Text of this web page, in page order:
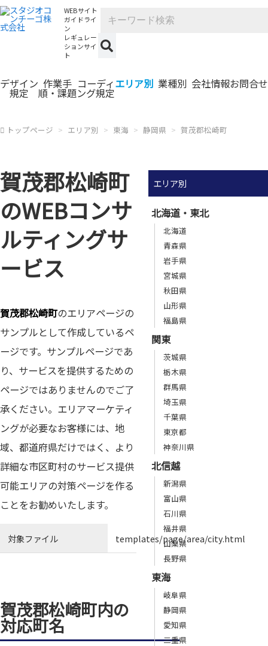
WEBサイト
ガイドライ
ン
レギュレー
ションサイ
ト
デザイン
規定
作業手
順・課題
コーディ
ング規定
エリア別 業種別 会社情報お問合せ
トップページ エリア別 東海 静岡県 賀茂郡松崎町
賀茂郡松崎町
のWEBコンサ
ルティングサ
ービス
賀茂郡松崎町のエリアページの
サンプルとして作成しているペ
ージです。サンプルページであ
り、サービスを提供するための
ページではありませんのでご了
承ください。エリアマーケティ
ングが必要なお客様には、地
域、都道府県だけではく、より
詳細な市区町村のサービス提供
可能エリアの対策ページを作る
ことをお勧めいたします。
対象ファイル templates/page/area/city.html
賀茂郡松崎町内の
対応町名
エリア別
北海道・東北
北海道
青森県
岩手県
宮城県
秋田県
山形県
福島県
関東
茨城県
栃木県
群馬県
埼玉県
千葉県
東京都
神奈川県
北信越
新潟県
富山県
石川県
福井県
山梨県
長野県
東海
岐阜県
静岡県
愛知県
三重県